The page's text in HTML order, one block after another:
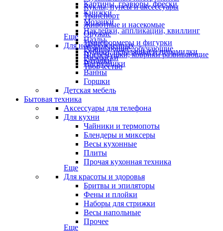
Куклы, пупсы и аксессуары
Транспорт
Животные и насекомые
Оружие
Трансформеры и фигурки
Кубики, неваляшки и пирамидки
Каталки
Картины, гравюры, фрески
Книжки
Мозаики
Наклейки, аппликации, квиллинг
Пазлы
Развивающие, обучающие
Раскраски
Творчество
Еще
Для новорожденных
Погремушки, коврики развивающие
Нагрудники
Ванны
Горшки
Детская мебель
Бытовая техника
Аксессуары для телефона
Для кухни
Чайники и термопоты
Блендеры и миксеры
Весы кухонные
Плиты
Прочая кухонная техника
Еще
Для красоты и здоровья
Бритвы и эпиляторы
Фены и плойки
Наборы для стрижки
Весы напольные
Прочее
Еще